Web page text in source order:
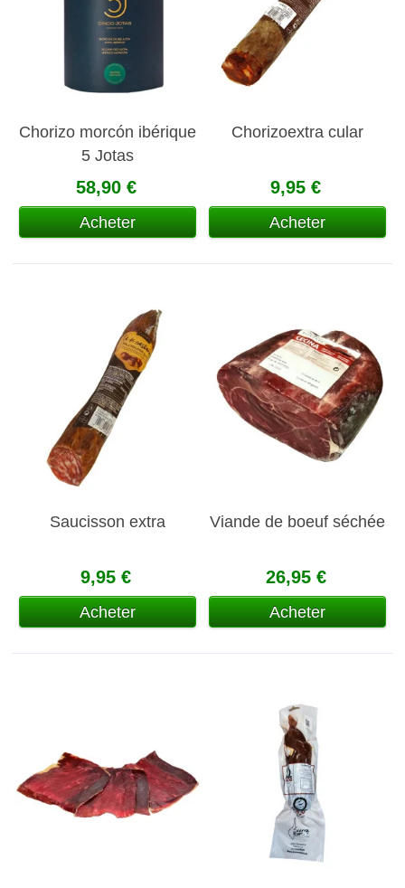
Chorizo morcón ibérique
5 Jotas
58,90 €
Acheter
Chorizoextra cular
9,95 €
Acheter
Saucisson extra
9,95 €
Acheter
Viande de boeuf séchée
26,95 €
Acheter